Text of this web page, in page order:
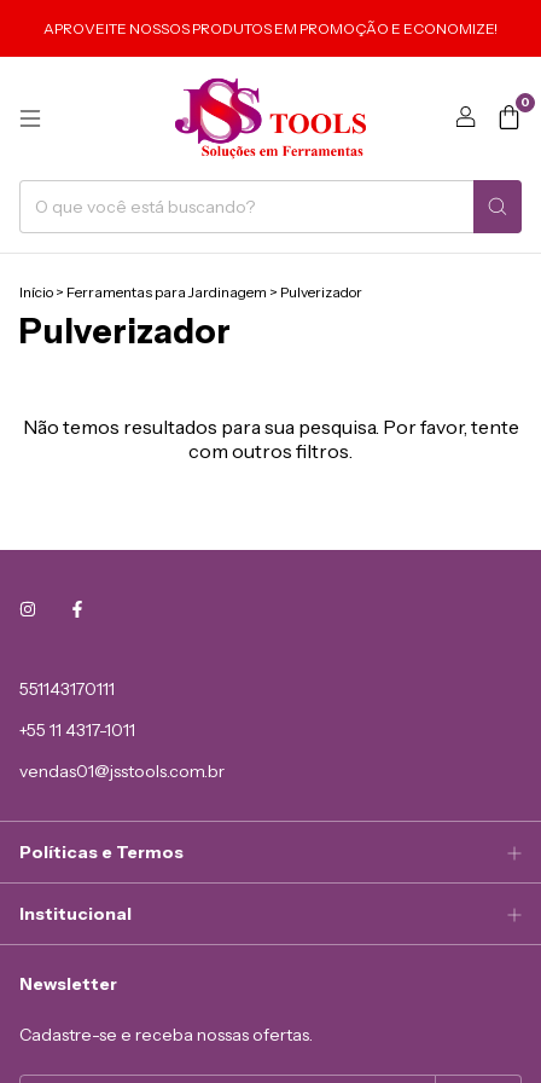
APROVEITE NOSSOS PRODUTOS EM PROMOÇÃO E ECONOMIZE!
0
Início > Ferramentas para Jardinagem > Pulverizador
Pulverizador
Não temos resultados para sua pesquisa. Por favor, tente
com outros filtros.
551143170111
+55 11 4317-1011
vendas01@jsstools.com.br
Políticas e Termos
Institucional
Newsletter
Cadastre-se e receba nossas ofertas.